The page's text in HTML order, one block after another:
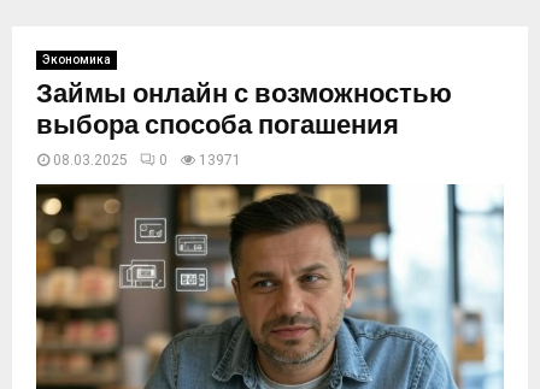
Экономика
Займы онлайн с возможностью
выбора способа погашения
08.03.2025 0 13971